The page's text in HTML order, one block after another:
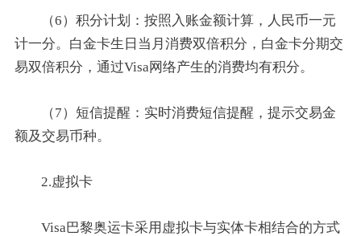
（6）积分计划：按照入账金额计算，人民币一元
计一分。白金卡生日当月消费双倍积分，白金卡分期交
易双倍积分，通过Visa网络产生的消费均有积分。
（7）短信提醒：实时消费短信提醒，提示交易金
额及交易币种。
2.虚拟卡
Visa巴黎奥运卡采用虚拟卡与实体卡相结合的方式